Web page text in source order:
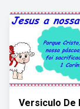
Versiculo De